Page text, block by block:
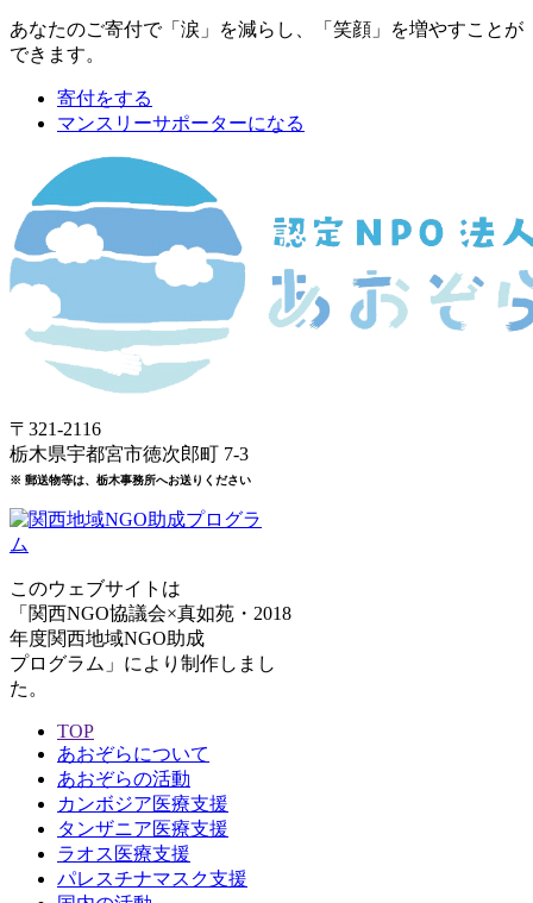
あなたのご寄付で「涙」を減らし、「笑顔」を増やすことが
できます。
寄付をする
マンスリーサポーターになる
〒321-2116
栃木県宇都宮市徳次郎町 7-3
※ 郵送物等は、栃木事務所へお送りください
このウェブサイトは
「関西NGO協議会×真如苑・2018
年度関西地域NGO助成
プログラム」により制作しまし
た。
TOP
あおぞらについて
あおぞらの活動
カンボジア医療支援
タンザニア医療支援
ラオス医療支援
パレスチナマスク支援